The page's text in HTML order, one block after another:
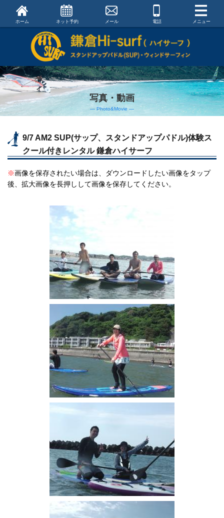
ホーム ネット予約 メール 電話 メニュー
写真・動画
― Photo&Movie ―
9/7 AM2 SUP(サップ、スタンドアップパドル)体験ス
クール付きレンタル 鎌倉ハイサーフ
※画像を保存されたい場合は、ダウンロードしたい画像をタップ
後、拡大画像を長押しして画像を保存してください。